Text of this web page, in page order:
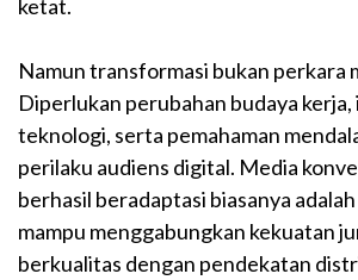
ketat.
Namun transformasi bukan perkara
Diperlukan perubahan budaya kerja,
teknologi, serta pemahaman
perilaku audiens digital. Media
berhasil beradaptasi biasanya
mampu menggabungkan kekuatan
berkualitas dengan pendekatan